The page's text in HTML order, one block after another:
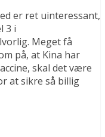
er ret uinteressant,
3 i
Meget få
på, at Kina har
skal det være
at sikre så billig